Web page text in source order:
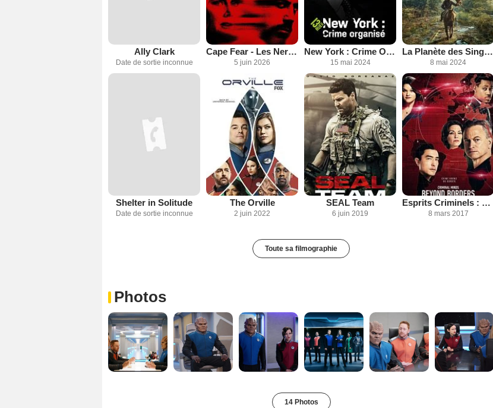
Ally Clark
Date de sortie inconnue
Cape Fear - Les Nerfs à vif
5 juin 2026
New York : Crime Organisé
15 mai 2024
La Planète des Singes : Le Nouveau Royaume
8 mai 2024
Shelter in Solitude
Date de sortie inconnue
The Orville
2 juin 2022
SEAL Team
6 juin 2019
Esprits Criminels : unité sans frontières
8 mars 2017
Toute sa filmographie
Photos
14 Photos